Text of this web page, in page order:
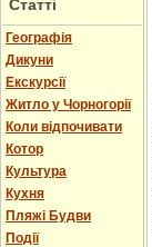
Статті
Географія
Дикуни
Екскурсії
Житло у Чорногорії
Коли відпочивати
Котор
Культура
Кухня
Пляжі Будви
Події